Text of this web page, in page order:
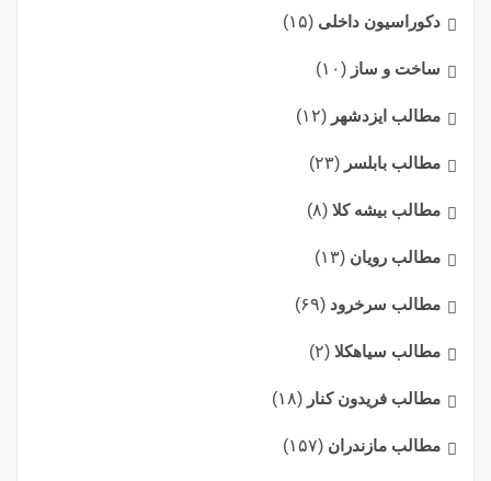
دکوراسیون داخلی (۱۵)
ساخت و ساز (۱۰)
مطالب ایزدشهر (۱۲)
مطالب بابلسر (۲۳)
مطالب بیشه کلا (۸)
مطالب رویان (۱۳)
مطالب سرخرود (۶۹)
مطالب سیاهکلا (۲)
مطالب فریدون کنار (۱۸)
مطالب مازندران (۱۵۷)